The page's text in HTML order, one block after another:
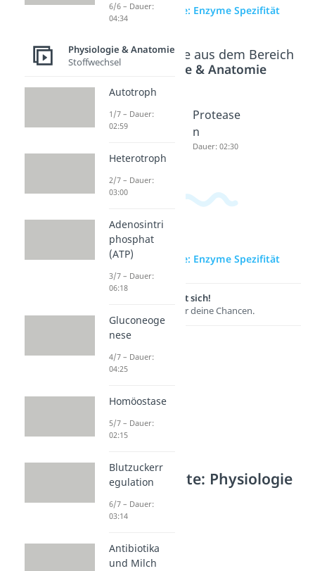
zur Videoseite: Enzyme Spezifität
Beliebte Inhalte aus dem Bereich
Physiologie & Anatomie
Coenzym
Dauer: 04:46
Lysozym
Protease
n
Dauer: 02:30
zur Videoseite: Enzyme Spezifität
Lernen lohnt sich!
Entdecke hier deine Chancen.
Weitere Inhalte: Physiologie
& Anatomie
Enzyme
Dauer: 03:30
Enzyme Spezifität
6/6 – Dauer:
04:34
Physiologie & Anatomie
Stoffwechsel
Autotroph
1/7 – Dauer:
02:59
Heterotroph
2/7 – Dauer:
03:00
Adenosintri
phosphat
(ATP)
3/7 – Dauer:
06:18
Gluconeoge
nese
4/7 – Dauer:
04:25
Homöostase
5/7 – Dauer:
02:15
Blutzuckerr
egulation
6/7 – Dauer:
03:14
Antibiotika
und Milch